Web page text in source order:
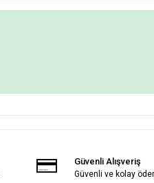
Güvenli Alışveriş
Güvenli ve kolay